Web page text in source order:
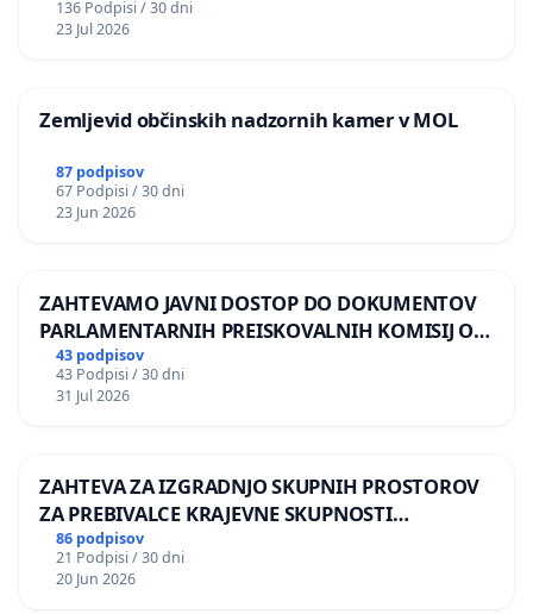
REPUBLIKE SLOVENIJE V MOSKVI
136 Podpisi / 30 dni
23 Jul 2026
Zemljevid občinskih nadzornih kamer v MOL
87 podpisov
67 Podpisi / 30 dni
23 Jun 2026
ZAHTEVAMO JAVNI DOSTOP DO DOKUMENTOV
PARLAMENTARNIH PREISKOVALNIH KOMISIJ O
ILEGALNI TRGOVINI Z OROŽJEM
43 podpisov
43 Podpisi / 30 dni
31 Jul 2026
ZAHTEVA ZA IZGRADNJO SKUPNIH PROSTOROV
ZA PREBIVALCE KRAJEVNE SKUPNOSTI
PRESTRANEK
86 podpisov
21 Podpisi / 30 dni
20 Jun 2026